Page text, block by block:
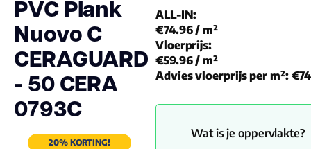
PVC Plank
Nuovo C
CERAGUARD
- 50 CERA
0793C
20% KORTING!
ALL-IN:
€74.96/ m²
Vloerprijs:
€59.96/ m²
Advies vloerprijs per m²:
Wat is je oppervlakte?